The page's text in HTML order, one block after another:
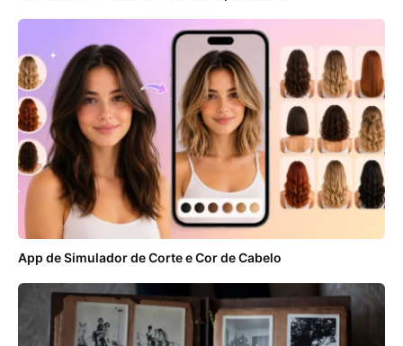
App de Simulador de Corte e Cor de Cabelo